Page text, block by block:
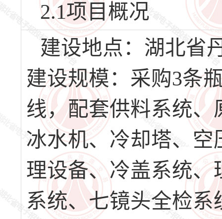
2.1项目概况
建设地点：湖北省
建设规模：采购3条
线，配套供料系统
冰水机、冷却塔、空
理设备、冷盖系统
系统、七镜头全检系